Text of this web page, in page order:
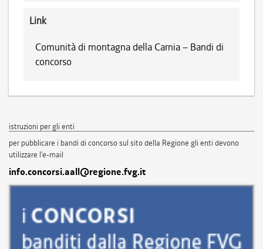
Link
Comunità di montagna della Carnia – Bandi di
concorso
istruzioni per gli enti
per pubblicare i bandi di concorso sul sito della Regione gli enti devono
utilizzare l'e-mail
info.concorsi.aall@regione.fvg.it